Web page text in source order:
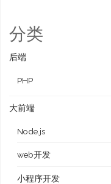
分类
后端
PHP
大前端
Node.js
web开发
小程序开发